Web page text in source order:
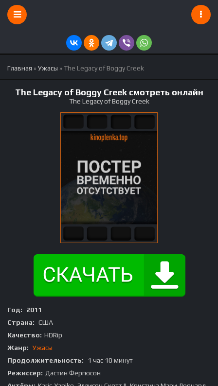
Главная »Ужасы » The Legacy of Boggy Creek
The Legacy of Boggy Creek смотреть онлайн
The Legacy of Boggy Creek
Год:
2011
Страна: США
Качество: HDRip
Жанр: Ужасы
Продолжительность:
1 час 10 минут
Режиссер: Дастин Фергюсон